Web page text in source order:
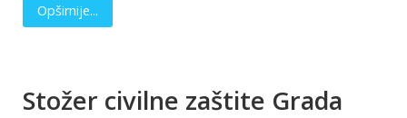
Opširnije...
Stožer civilne zaštite Grada